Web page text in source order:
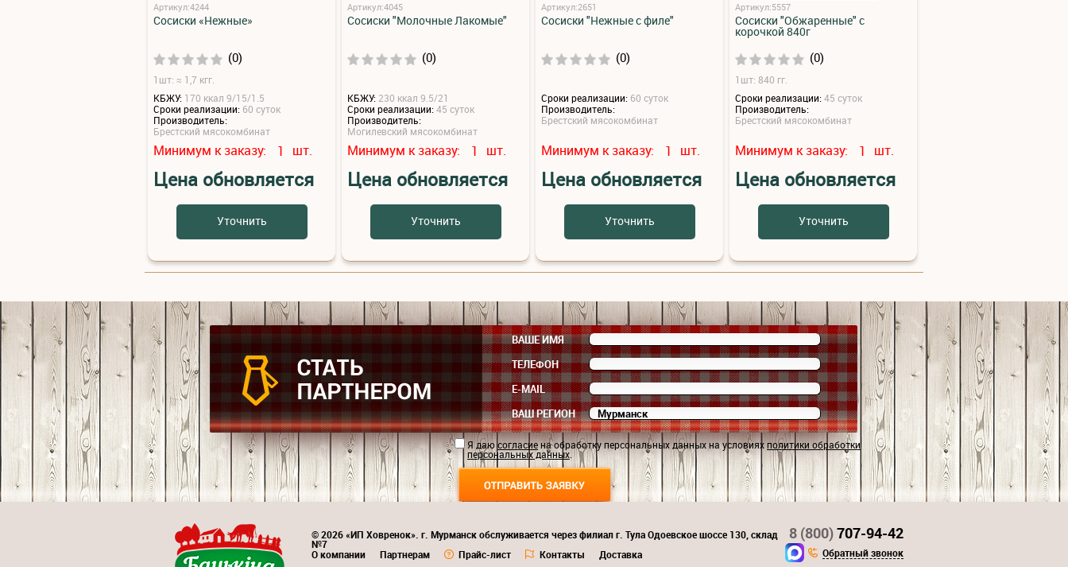
Артикул:4244
Сосиски «Нежные»
(0)
1шт: ≈ 1,7 кгг.
КБЖУ: 170 ккал 9/15/1.5
Сроки реализации: 60 суток
Производитель:
Брестский мясокомбинат
Минимум к заказу: 1 шт.
Цена обновляется
Уточнить
Артикул:4045
Сосиски "Молочные Лакомые"
(0)
КБЖУ: 230 ккал 9.5/21
Сроки реализации:45 суток
Производитель:
Могилевский мясокомбинат
Минимум к заказу: 1 шт.
Цена обновляется
Уточнить
Артикул:2651
Сосиски "Нежные с филе"
(0)
Сроки реализации: 60 суток
Производитель:
Брестский мясокомбинат
Минимум к заказу: 1 шт.
Цена обновляется
Уточнить
Артикул:5557
Сосиски "Обжаренные" с
корочкой 840г
(0)
1шт: 840 гг.
Сроки реализации:45 суток
Производитель:
Брестский мясокомбинат
Минимум к заказу: 1 шт.
Цена обновляется
Уточнить
ВАШЕ ИМЯ
ТЕЛЕФОН
E-MAIL
ВАШ РЕГИОН
Я даюсогласиена обработку персональных данных на условияхполитики обработки
персональных данных.
© 2026 «ИП Ховренок». г. Мурманск обслуживается через филиал г. Тула Одоевское шоссе 130, склад
№7
О компании
Партнерам Прайс-лист Контакты
Доставка
8 (800)707-94-42
Обратный звонок